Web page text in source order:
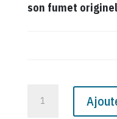
son fumet originel